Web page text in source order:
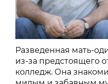
Разведенная мать-
из-за предстоящего
колледж. Она